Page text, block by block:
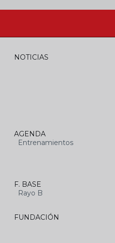
NOTICIAS
AGENDA
Entrenamientos
F. BASE
Rayo B
FUNDACIÓN